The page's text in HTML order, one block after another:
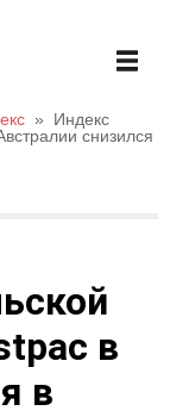
»
Индекс
снизился
в
в